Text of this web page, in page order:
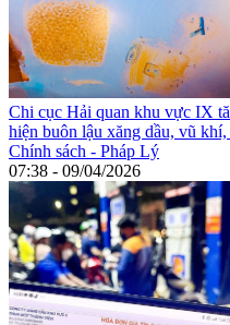
Chi cục Hải quan khu vực IX
hiện buôn lậu xăng dầu, vũ
Chính sách - Pháp Lý
07:38 - 09/04/2026